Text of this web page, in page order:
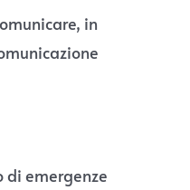
in
di emergenze